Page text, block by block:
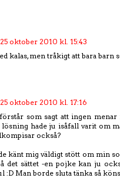
25 oktober 2010 kl. 15:43
kalas, men tråkigt att bara
25 oktober 2010 kl. 17:16
förstår som sagt att ingen
lösning hade ju isåfall varit om
också?
känt mig väldigt stött om min
det sättet -en pojke kan ju
:D Man borde sluta tänka så